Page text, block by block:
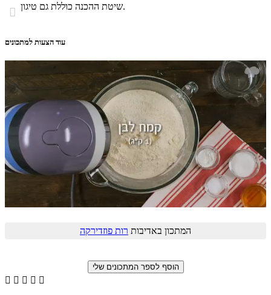
 שיטת ההכנה כוללת גם טיגון.
עוד הצעות למתכונים
המתכון באדיבות רות פוזדירקה
    